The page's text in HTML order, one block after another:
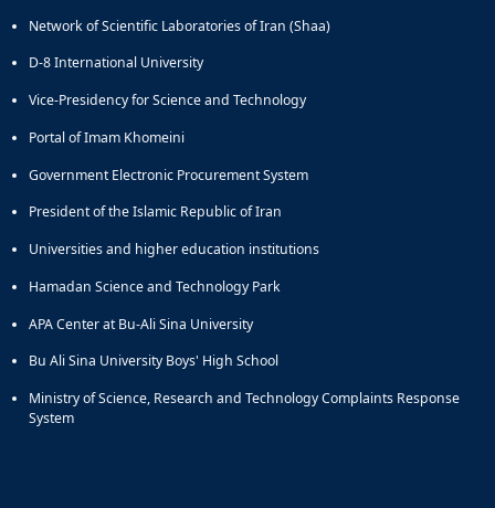
Network of Scientific Laboratories of Iran (Shaa)
D-8 International University
Vice-Presidency for Science and Technology
Portal of Imam Khomeini
Government Electronic Procurement System
President of the Islamic Republic of Iran
Universities and higher education institutions
Hamadan Science and Technology Park
APA Center at Bu-Ali Sina University
Bu Ali Sina University Boys' High School
Ministry of Science, Research and Technology Complaints Response
System